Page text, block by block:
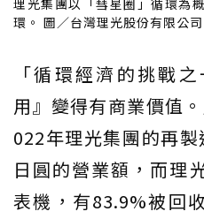
理光集團以「彗星圈」循環為
環。 圖／台灣理光股份有限公
「循環經濟的挑戰
用』變得有商業價值
022年理光集團的再
日圓的營業額，而理
表機，有83.9%被回